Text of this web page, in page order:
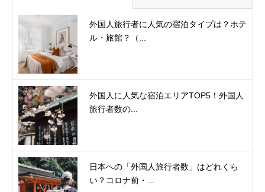
外国人旅行者に人気の宿泊タイプは？ホテ
ル・旅館？（...
外国人に人気な宿泊エリアTOP5！外国人
旅行者数の...
日本への「外国人旅行者数」はどれくら
い？コロナ前・...